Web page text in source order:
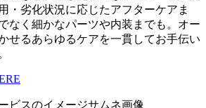
・劣化状況に応じたアフターケアま
なく細かなパーツや内装までも。オー
せるあらゆるケアを一貫してお手伝い